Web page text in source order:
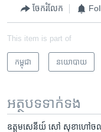
ចែករំលែក
This item is part of
កម្ពុជា នយោបាយ
អត្ថបទ​ទាក់ទង
ឧត្តមសេនីយ៍ ​សៅ សុខា​ហៅ​ចលន